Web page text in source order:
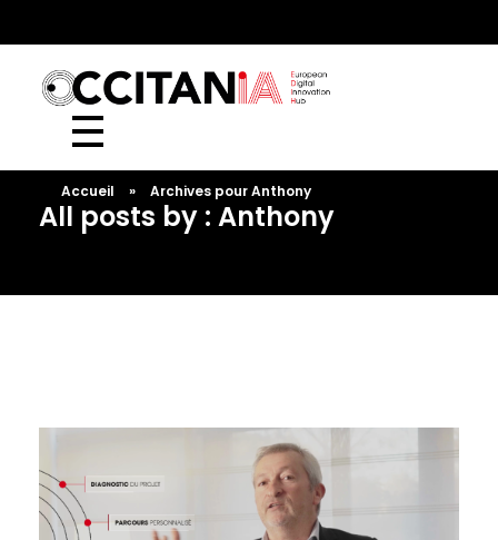
Accueil » Archives pour Anthony
All posts by : Anthony